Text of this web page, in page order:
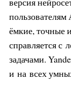
ёмкие, точные
справляется с
задачами.
и на всех